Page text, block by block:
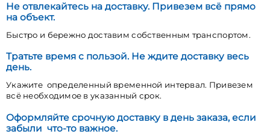
Не отвлекайтесь на доставку. Привезем всё прямо
на объект.
Быстро и бережно доставим собственным транспортом.
Тратьте время с пользой. Не ждите доставку весь
день.
Укажите определенный временной интервал. Привезем
всё необходимое в указанный срок.
Оформляйте срочную доставку в день заказа, если
забыли что-то важное.